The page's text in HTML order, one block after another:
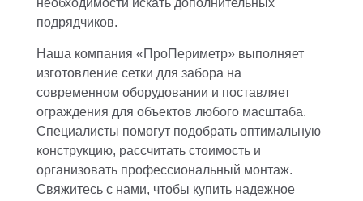
необходимости искать дополнительных
подрядчиков.
Наша компания «ПроПериметр» выполняет
изготовление сетки для забора на
современном оборудовании и поставляет
ограждения для объектов любого масштаба.
Специалисты помогут подобрать оптимальную
конструкцию, рассчитать стоимость и
организовать профессиональный монтаж.
Свяжитесь с нами, чтобы купить надежное